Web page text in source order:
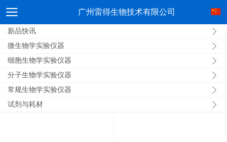
广州雷得生物技术有限公司
新品快讯
微生物学实验仪器
细胞生物学实验仪器
分子生物学实验仪器
常规生物学实验仪器
试剂与耗材